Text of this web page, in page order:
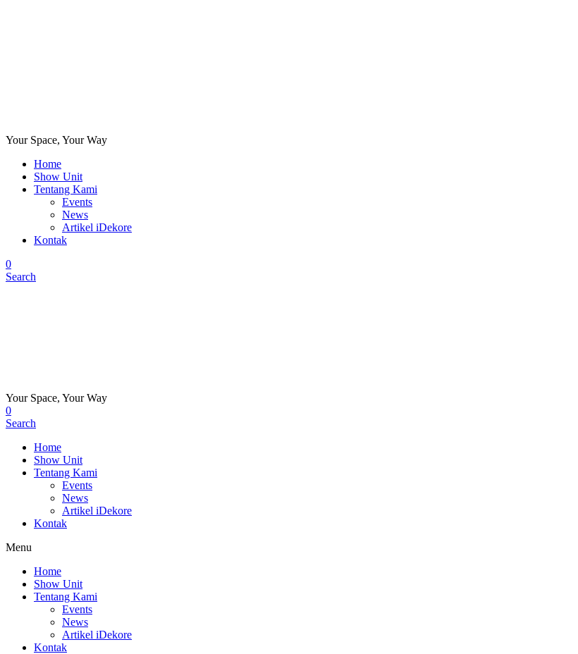
Your Space, Your Way
Home
Show Unit
Tentang Kami
Events
News
Artikel iDekore
Kontak
0
Search
Your Space, Your Way
0
Search
Home
Show Unit
Tentang Kami
Events
News
Artikel iDekore
Kontak
Menu
Home
Show Unit
Tentang Kami
Events
News
Artikel iDekore
Kontak